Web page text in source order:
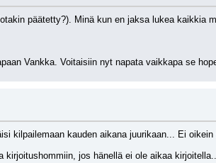
päätetty?). Minä kun en jaksa lukea kaikkia
Vankka. Voitaisiin nyt napata vaikkapa se
kilpailemaan kauden aikana juurikaan... Ei
kirjoitushommiin, jos hänellä ei ole aikaa